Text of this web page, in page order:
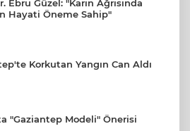
Ebru Güzel: "Karın Ağrısında
Hayati Öneme Sahip"
Korkutan Yangın Can Aldı
"Gaziantep Modeli" Önerisi